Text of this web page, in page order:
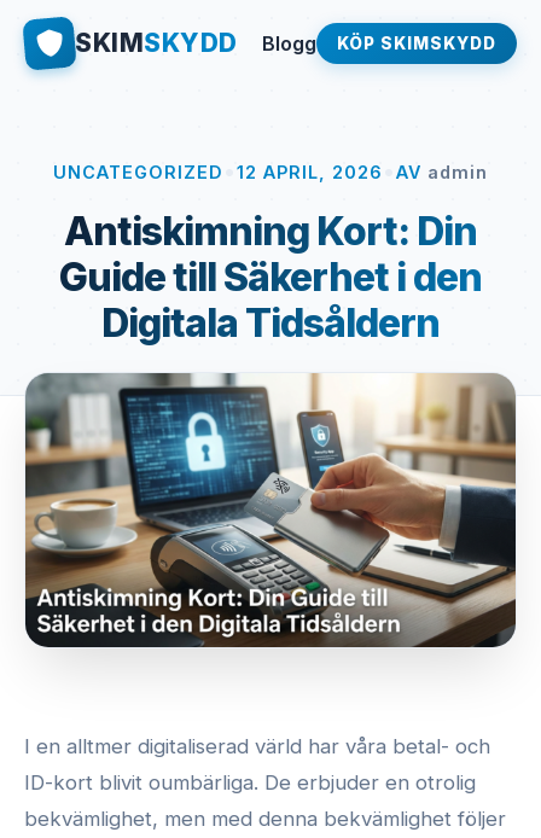
SKIMSKYDD Blogg KÖP SKIMSKYDD
UNCATEGORIZED 12 APRIL, 2026 AV admin
Antiskimning Kort: Din
Guide till Säkerhet i den
Digitala Tidsåldern
I en alltmer digitaliserad värld har våra betal- och
ID-kort blivit oumbärliga. De erbjuder en otrolig
bekvämlighet, men med denna bekvämlighet följer